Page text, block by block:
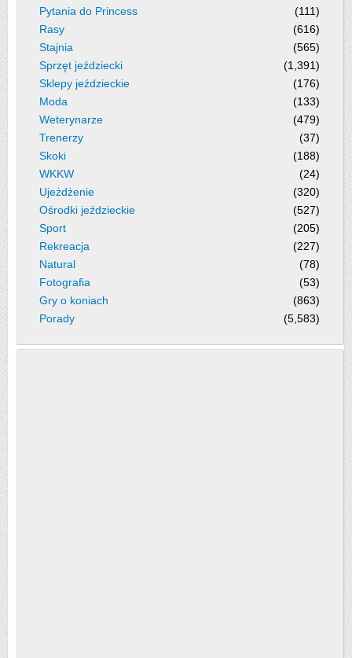
Pytania do Princess
(111)
Rasy
(616)
Stajnia
(565)
Sprzęt jeździecki
(1,391)
Sklepy jeździeckie
(176)
Moda
(133)
Weterynarze
(479)
Trenerzy
(37)
Skoki
(188)
WKKW
(24)
Ujeżdżenie
(320)
Ośrodki jeździeckie
(527)
Sport
(205)
Rekreacja
(227)
Natural
(78)
Fotografia
(53)
Gry o koniach
(863)
Porady
(5,583)